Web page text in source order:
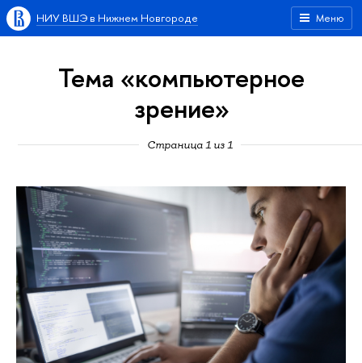
Меню
НИУ ВШЭ в Нижнем Новгороде
Тема «компьютерное
зрение»
Страница 1 из 1